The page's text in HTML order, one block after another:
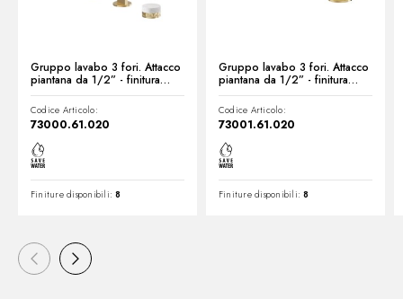
Gruppo lavabo 3 fori. Attacco
piantana da 1/2” - finitura
PVD Glossy Gold
Codice Articolo:
73000.61.020
Finiture disponibili:8
Gruppo lavabo 3 fori. Attacco
piantana da 1/2” - finitura
PVD Glossy Gold
Codice Articolo:
73001.61.020
Finiture disponibili:8